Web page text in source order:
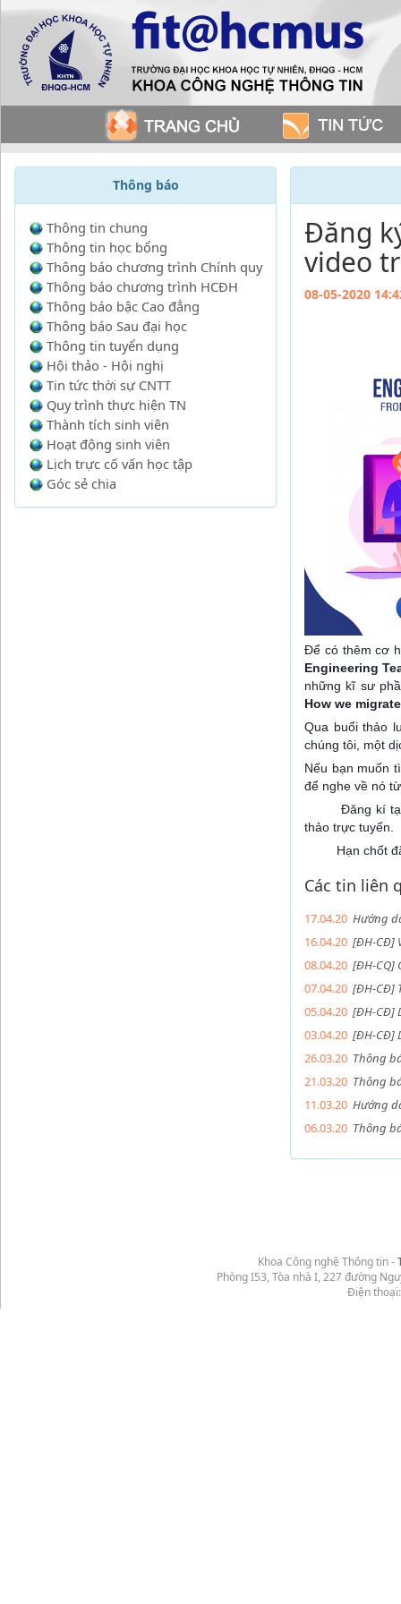
Thông báo
Thông tin chung
Thông tin học bổng
Thông báo chương trình Chính quy
Thông báo chương trình HCĐH
Thông báo bậc Cao đẳng
Thông báo Sau đại học
Thông tin tuyển dụng
Hội thảo - Hội nghị
Tin tức thời sự CNTT
Quy trình thực hiện TN
Thành tích sinh viên
Hoạt động sinh viên
Lịch trực cố vấn học tập
Góc sẻ chia
Đăng
video
08-05-2020
Để có thêm cơ
Engineering
những kĩ sư
How we
Qua buổi thảo
chúng tôi, một
Nếu bạn muốn
để nghe về nó
����
����
Đăng kí
thảo trực tuyến.
Hạn chốt
Các tin liên
17.04.20 Hướng
16.04.20 [ĐH-CĐ]
08.04.20 [ĐH-CQ]
07.04.20 [ĐH-CĐ]
05.04.20 [ĐH-CĐ]
03.04.20 [ĐH-CĐ]
26.03.20 Thông
21.03.20 Thông
11.03.20 Hướng
06.03.20 Thông
Khoa Công nghệ Thông tin -
Phòng I53, Tòa nhà I, 227 đường
Điện